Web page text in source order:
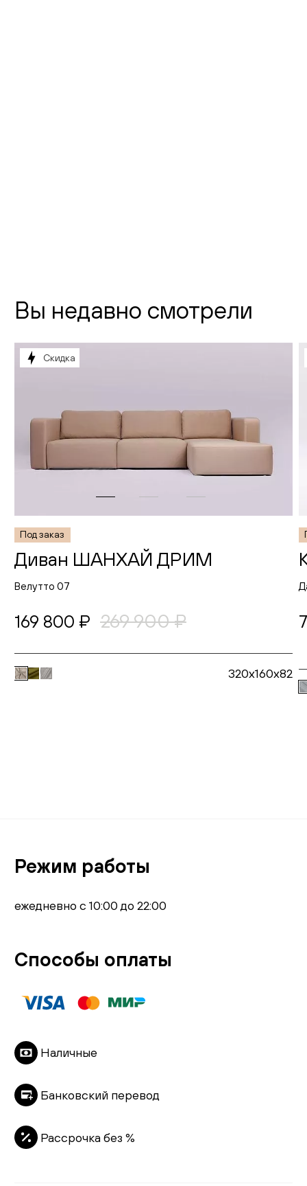
Вы недавно смотрели
Скидка
Диван ШАНХАЙ ДРИМ
Под заказ
Велутто 07
169 800 ₽ 269 900 ₽
320x160x82
Режим работы
ежедневно с 10:00 до 22:00
Способы оплаты
Наличные
Банковский перевод
Рассрочка без %